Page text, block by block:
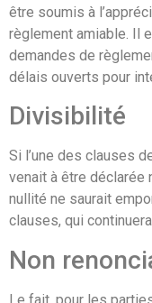
être soumis à
règlement amiable. Il
demandes de
délais ouverts pour
Divisibilité
Si l’une des clauses
venait à être déclarée
nullité ne saurait
clauses, qui
Non